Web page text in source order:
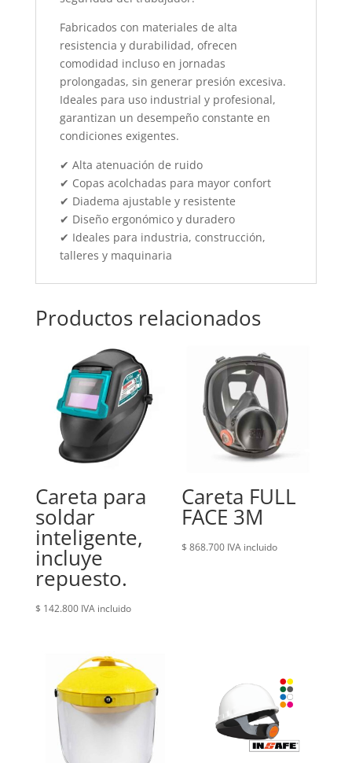
Fabricados con materiales de alta
resistencia y durabilidad, ofrecen
comodidad incluso en jornadas
prolongadas, sin generar presión excesiva.
Ideales para uso industrial y profesional,
garantizan un desempeño constante en
condiciones exigentes.
✔ Alta atenuación de ruido
✔ Copas acolchadas para mayor confort
✔ Diadema ajustable y resistente
✔ Diseño ergonómico y duradero
✔ Ideales para industria, construcción,
talleres y maquinaria
Productos relacionados
Careta para
soldar
inteligente,
incluye
repuesto.
$ 142.800 IVA incluido
Careta FULL
FACE 3M
$ 868.700 IVA incluido